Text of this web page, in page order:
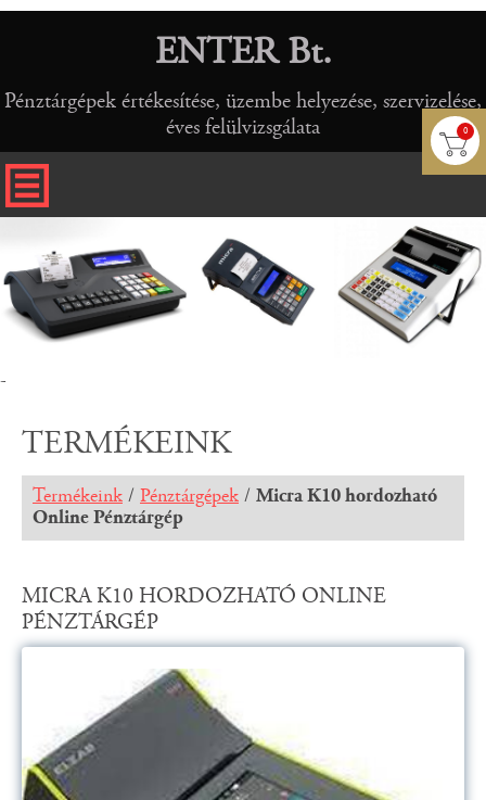
0
ENTER Bt.
Pénztárgépek értékesítése, üzembe helyezése, szervizelése,
éves felülvizsgálata
-
TERMÉKEINK
Termékeink / Pénztárgépek / Micra K10 hordozható
Online Pénztárgép
MICRA K10 HORDOZHATÓ ONLINE
PÉNZTÁRGÉP